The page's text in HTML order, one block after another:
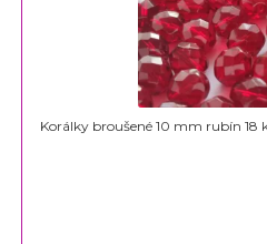
Korálky broušené 10 mm rubín 18